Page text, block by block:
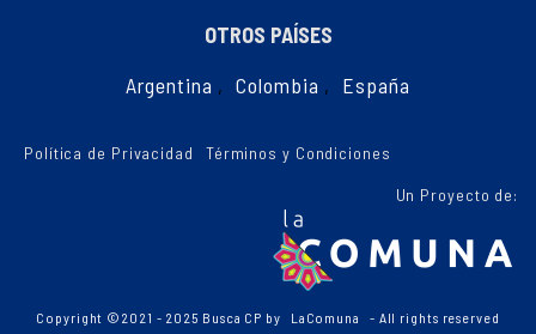
OTROS PAÍSES
Argentina , Colombia , España
Política de Privacidad Términos y Condiciones
Un Proyecto de:
Copyright ©2021 - 2025 Busca CP by LaComuna - All rights reserved